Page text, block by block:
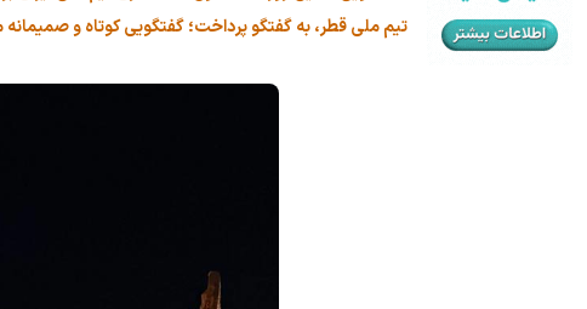
تیم ملی قطر، به گفتگو پرداخت؛ گفتگویی کوتاه و